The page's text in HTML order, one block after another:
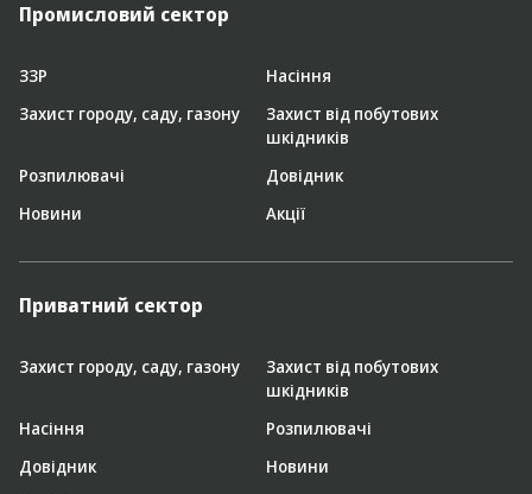
Промисловий сектор
ЗЗР
Насіння
Захист городу, саду, газону
Захист від побутових
шкідників
Розпилювачі
Довідник
Новини
Акції
Приватний сектор
Захист городу, саду, газону
Захист від побутових
шкідників
Насіння
Розпилювачі
Довідник
Новини